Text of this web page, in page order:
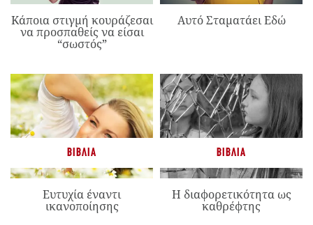
Κάποια στιγμή κουράζεσαι
να προσπαθείς να είσαι
“σωστός”
Αυτό Σταματάει Εδώ
ΒΙΒΛΊΑ
Ευτυχία έναντι
ικανοποίησης
ΒΙΒΛΊΑ
Η διαφορετικότητα ως
καθρέφτης